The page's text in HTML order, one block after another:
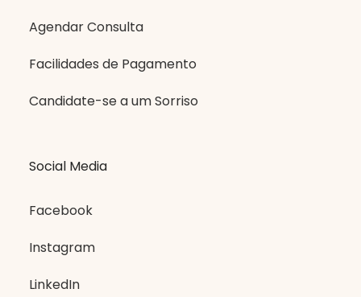
Agendar Consulta
Facilidades de Pagamento
Candidate-se a um Sorriso
Social Media
Facebook
Instagram
LinkedIn